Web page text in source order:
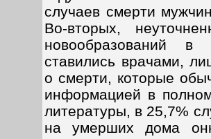
случаев смерти
Во-вторых,
новообразований в
ставились врачами,
о смерти, которые
информацией в
литературы, в 25,7%
на умерших дома